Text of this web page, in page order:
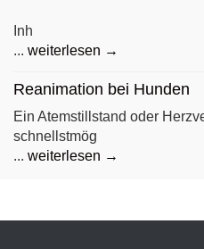
Inh
... weiterlesen →
Reanimation bei Hunden
Ein Atemstillstand oder
schnellstmög
... weiterlesen →